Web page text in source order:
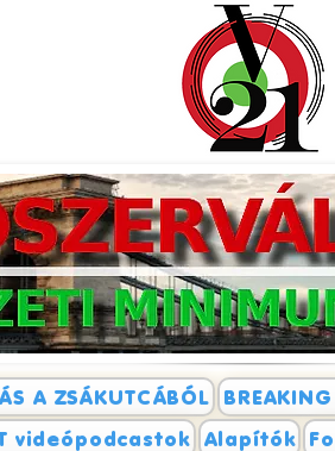
A ZSÁKUTCÁBÓL
videópodcastok Alapítók